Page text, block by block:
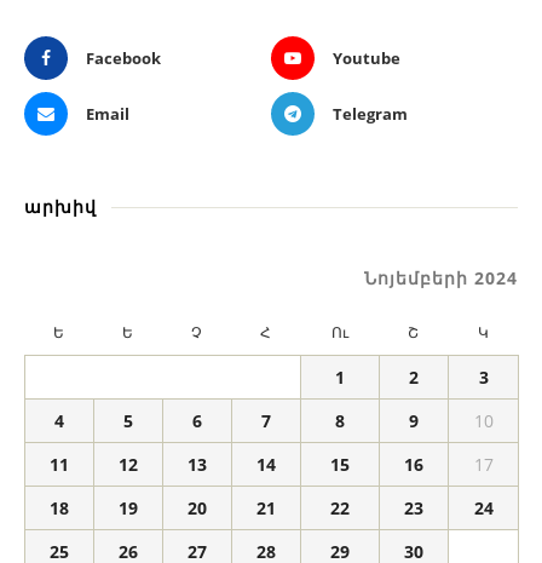
Facebook Youtube
Email Telegram
արխիվ
Նոյեմբերի 2024
Ե Ե Չ Հ Ու Շ Կ
1 2
3
4
5 6 7 8 9
10
11
12 13 14 15 16
17
18
19 20 21 22 23
24
25
26 27 28 29 30